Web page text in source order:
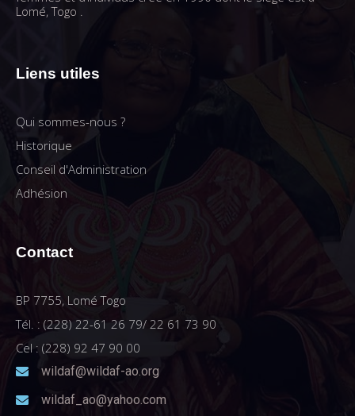
Lomé, Togo .
Liens utiles
Qui sommes-nous ?
Historique
Conseil d'Administration
Adhésion
Contact
BP 7755, Lomé Togo
Tél. : (228) 22-61 26 79/ 22 61 73 90
Cel : (228) 92 47 90 00
wildaf@wildaf-ao.org
wildaf_ao@yahoo.com